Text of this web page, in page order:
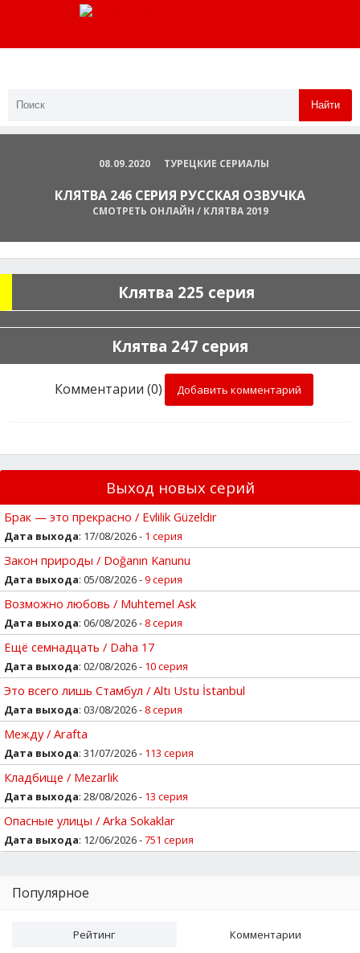
Найти
08.09.2020 ТУРЕЦКИЕ СЕРИАЛЫ
КЛЯТВА 246 СЕРИЯ РУССКАЯ ОЗВУЧКА
СМОТРЕТЬ ОНЛАЙН / КЛЯТВА 2019
Клятва 225 серия
Клятва 247 серия
Комментарии (0) Добавить комментарий
Выход новых серий
Брак — это прекрасно / Evlilik Güzeldir
Дата выхода: 17/08/2026 - 1 серия
Закон природы / Doğanın Kanunu
Дата выхода: 05/08/2026 -9 серия
Возможно любовь / Muhtemel Ask
Дата выхода: 06/08/2026 - 8 серия
Ещё семнадцать / Daha 17
Дата выхода: 02/08/2026 - 10 серия
Это всего лишь Стамбул / Altı Ustu İstanbul
Дата выхода: 03/08/2026 - 8 серия
Между / Arafta
Дата выхода: 31/07/2026 - 113 серия
Кладбище / Mezarlik
Дата выхода: 28/08/2026 - 13 серия
Опасные улицы / Arka Sokaklar
Дата выхода: 12/06/2026 -751 серия
Популярное
Рейтинг Комментарии